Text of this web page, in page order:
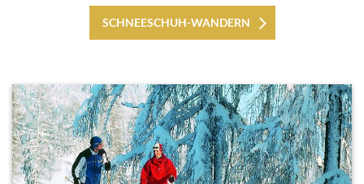
SCHNEESCHUH-WANDERN